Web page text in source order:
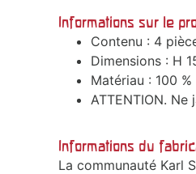
Informations sur le
Contenu : 4
Dimensions : H
Matériau : 100
ATTENTION.
Informations du
La communauté Karl